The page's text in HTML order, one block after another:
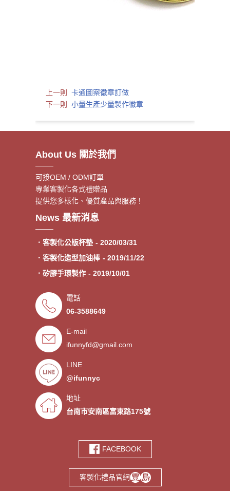
上一則 卡通圖案徽章訂做
下一則 小量生產少量製作徽章
About Us 關於我們
可接OEM / ODM訂單
專業客製化各式禮贈品
提供您多樣化、優質產品與服務！
News 最新消息
費》
．客製化公版杯墊
- 2020/03/31
．客製化造型加油棒
- 2019/11/22
．矽膠手環製作
- 2019/10/01
．來圖印製氣囊支架 低起訂量
．超低價少量手環客製
．禮贈品客製化服務，歡迎免費
索取樣品。
．氣囊支架客製服務 - 2019/08/30
．廣告扇製作工廠 -競選造勢熱
門宣傳贈品
．宮廟神明結緣品訂做
．水晶滴膠氣囊支架製作
．客製氣囊手機支架 - 2019/06/18
．鑰匙圈少量客製印刷歡迎打樣‎ - 2019/05/10
．鑰匙圈客製化專家 - 2019/05/10
．台南螢幕擦拭貼製造廠商‎ - 2019/05/07
．選舉宣傳造勢擦拭貼訂做 - 2019/05/06
電話
06-3588649
E-mail
ifunnyfd@gmail.com
LINE
@ifunnyc
地址
台南市安南區富東路175號
FACEBOOK
客製化禮品官網